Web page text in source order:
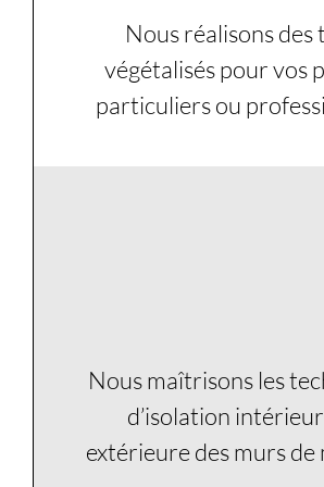
Nous réalisons des
végétalisés pour vos
particuliers ou
Nous maîtrisons les
d’isolation
extérieure des murs de